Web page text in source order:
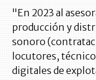
"En 2023 al
producción y
sonoro
locutores,
digitales de